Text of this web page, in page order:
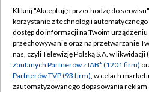
TVP
Abonament TVP
Emisja w TVP
Centrum informacji TVP
Polityka
Moje
Kliknij "Akceptuję i przechodzę do
korzystanie z technologii automatycznego
dostęp do informacji na Twoim
przechowywanie oraz na przetwarzanie
nas, czyli Telewizję Polską S.A. w likwidacji
Zaufanych Partnerów z IAB* (1201 firm)
Partnerów TVP (93 firm), w celach
zautomatyzowanego dopasowania